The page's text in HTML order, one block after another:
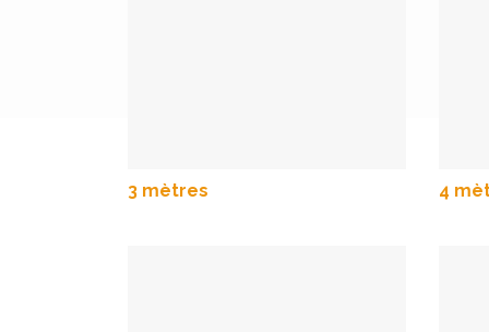
3 mètres 4